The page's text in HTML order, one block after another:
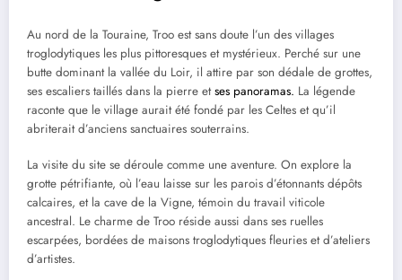
Au nord de la Touraine, Troo est sans doute l’un des villages
troglodytiques les plus pittoresques et mystérieux. Perché sur une
butte dominant la vallée du Loir, il attire par son dédale de grottes,
ses escaliers taillés dans la pierre etses panoramas. La légende
raconte que le village aurait été fondé par les Celtes et qu’il
abriterait d’anciens sanctuaires souterrains.
La visite du site se déroule comme une aventure. On explore la
grotte pétrifiante, où l’eau laisse sur les parois d’étonnants dépôts
calcaires, et la cave de la Vigne, témoin du travail viticole
ancestral. Le charme de Troo réside aussi dans ses ruelles
escarpées, bordées de maisons troglodytiques fleuries et d’ateliers
d’artistes.